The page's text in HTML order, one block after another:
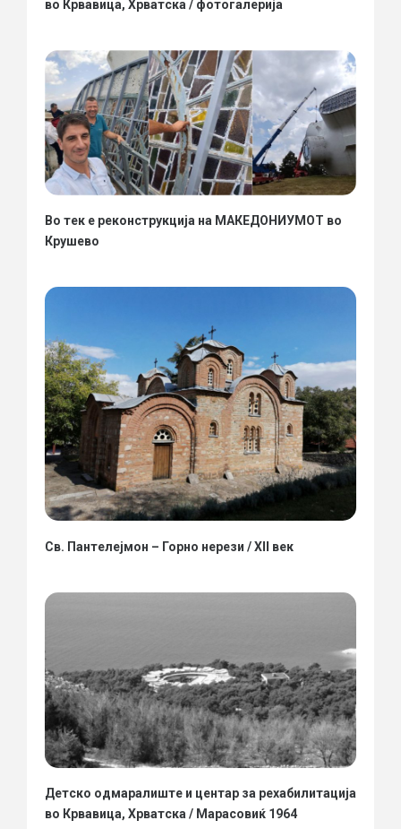
во Крвавица, Хрватска / фотогалерија
Во тек е реконструкција на МАКЕДОНИУМОТ во
Крушево
Св. Пантелејмон – Горно нерези / XII век
Детско одмаралиште и центар за рехабилитација
во Крвавица, Хрватска / Марасовиќ 1964